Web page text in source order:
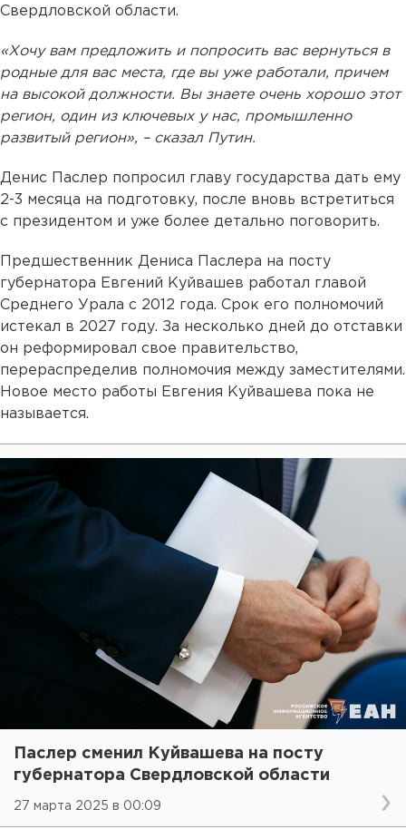
Свердловской области.
«Хочу вам предложить и попросить вас вернуться в
родные для вас места, где вы уже работали, причем
на высокой должности. Вы знаете очень хорошо этот
регион, один из ключевых у нас, промышленно
развитый регион», – сказал Путин.
Денис Паслер попросил главу государства дать ему
2-3 месяца на подготовку, после вновь встретиться
с президентом и уже более детально поговорить.
Предшественник Дениса Паслера на посту
губернатора Евгений Куйвашев работал главой
Среднего Урала с 2012 года. Срок его полномочий
истекал в 2027 году. За несколько дней до отставки
он реформировал свое правительство,
перераспределив полномочия между заместителями.
Новое место работы Евгения Куйвашева пока не
называется.
Паслер сменил Куйвашева на посту
губернатора Свердловской области
27 марта 2025 в 00:09